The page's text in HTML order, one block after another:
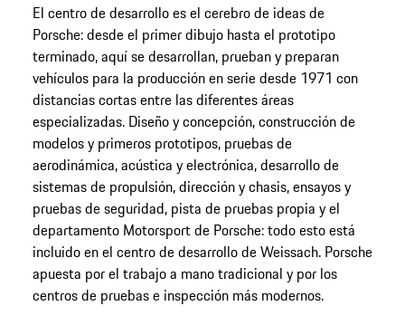
El centro de desarrollo es el cerebro de ideas de
Porsche: desde el primer dibujo hasta el prototipo
terminado, aquí se desarrollan, prueban y preparan
vehículos para la producción en serie desde 1971 con
distancias cortas entre las diferentes áreas
especializadas. Diseño y concepción, construcción de
modelos y primeros prototipos, pruebas de
aerodinámica, acústica y electrónica, desarrollo de
sistemas de propulsión, dirección y chasis, ensayos y
pruebas de seguridad, pista de pruebas propia y el
departamento Motorsport de Porsche: todo esto está
incluido en el centro de desarrollo de Weissach. Porsche
apuesta por el trabajo a mano tradicional y por los
centros de pruebas e inspección más modernos.